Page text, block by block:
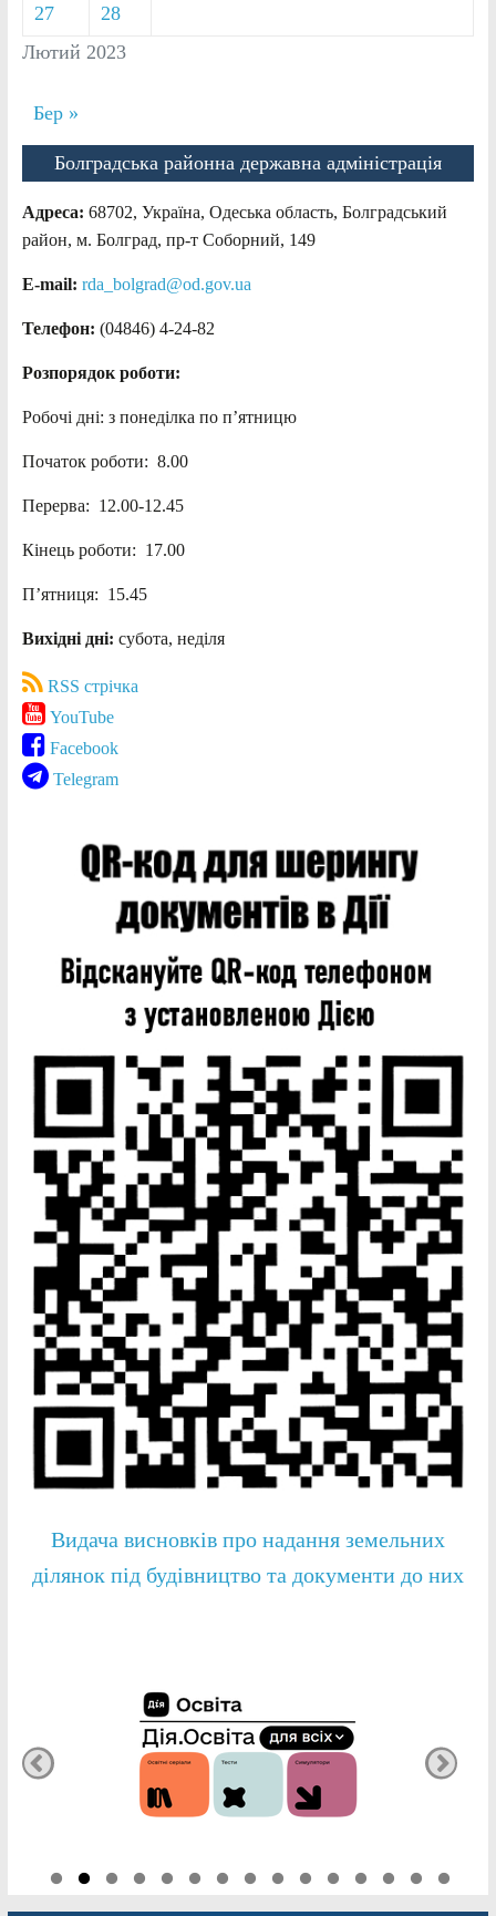
Лютий 2023
27 28
Бер »
Болградська районна державна адміністрація
Адреса: 68702, Україна, Одеська область, Болградський
район, м. Болград, пр-т Соборний, 149
E-mail: rda_bolgrad@od.gov.ua
Телефон: (04846) 4-24-82
Розпорядок роботи:
Робочі дні: з понеділка по п’ятницю
Початок роботи: 8.00
Перерва: 12.00-12.45
Кінець роботи: 17.00
П’ятниця: 15.45
Вихідні дні: субота, неділя
RSS стрічка
YouTube
Facebook
Telegram
Видача висновків про надання земельних
ділянок під будівництво та документи до них